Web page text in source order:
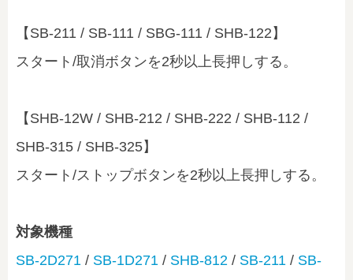
【SB-211 / SB-111 / SBG-111 / SHB-122】
スタート/取消ボタンを2秒以上長押しする。
【SHB-12W / SHB-212 / SHB-222 / SHB-112 /
SHB-315 / SHB-325】
スタート/ストップボタンを2秒以上長押しする。
対象機種
SB-2D271 / SB-1D271 / SHB-812 / SB-211 / SB-